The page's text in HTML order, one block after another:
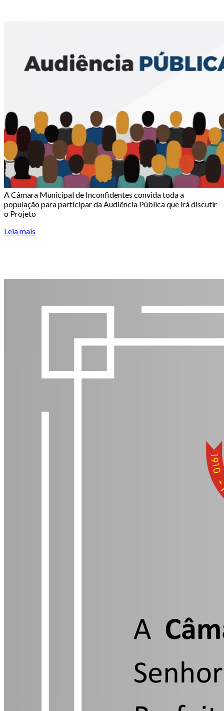
A Câmara Municipal de Inconfidentes convida toda a
população para participar da Audiência Pública que irá discutir
o Projeto
Leia mais